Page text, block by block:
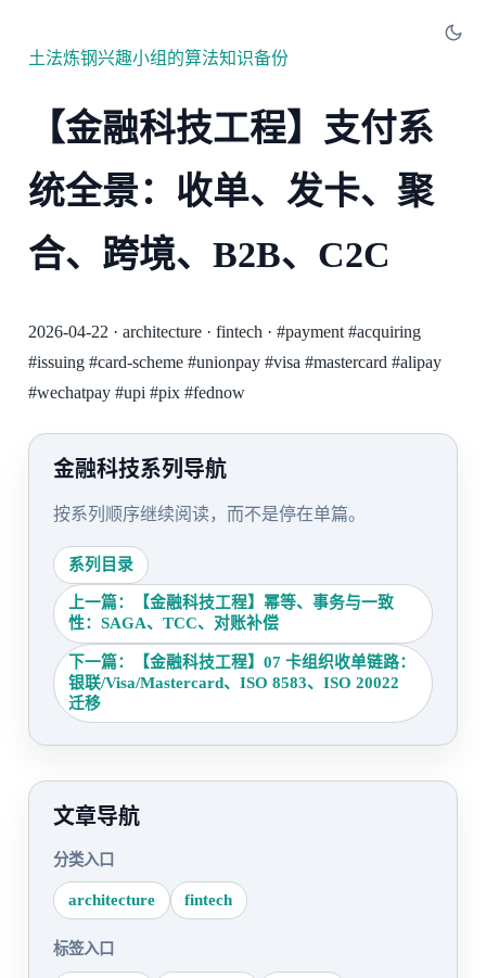
土法炼钢兴趣小组的算法知识备份
【金融科技工程】支付系
统全景：收单、发卡、聚
合、跨境、B2B、C2C
2026-04-22 · architecture· fintech · #payment #acquiring
#issuing #card-scheme #unionpay #visa #mastercard #alipay
#wechatpay #upi #pix #fednow
金融科技系列导航
按系列顺序继续阅读，而不是停在单篇。
系列目录
上一篇：【金融科技工程】幂等、事务与一致
性：SAGA、TCC、对账补偿
下一篇：【金融科技工程】07 卡组织收单链路：
银联/Visa/Mastercard、ISO 8583、ISO 20022
迁移
文章导航
分类入口
architecture fintech
标签入口